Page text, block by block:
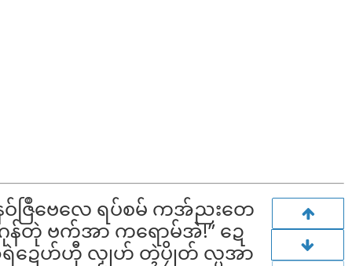
ဇြဳဗေလေ ရပ်စမ် ကအ်ညးတေ
န်တုဲ ဗက်အာ ကရောမ်အဲ!” ဍေ
ဍေဟ်ဟီု လၟုဟ် တ္ၚဲပၠိုတ် လ္ပအာ